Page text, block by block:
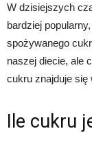
W dzisiejszych
bardziej
spożywanego
naszej diecie, ale
cukru znajduje się
Ile cukru